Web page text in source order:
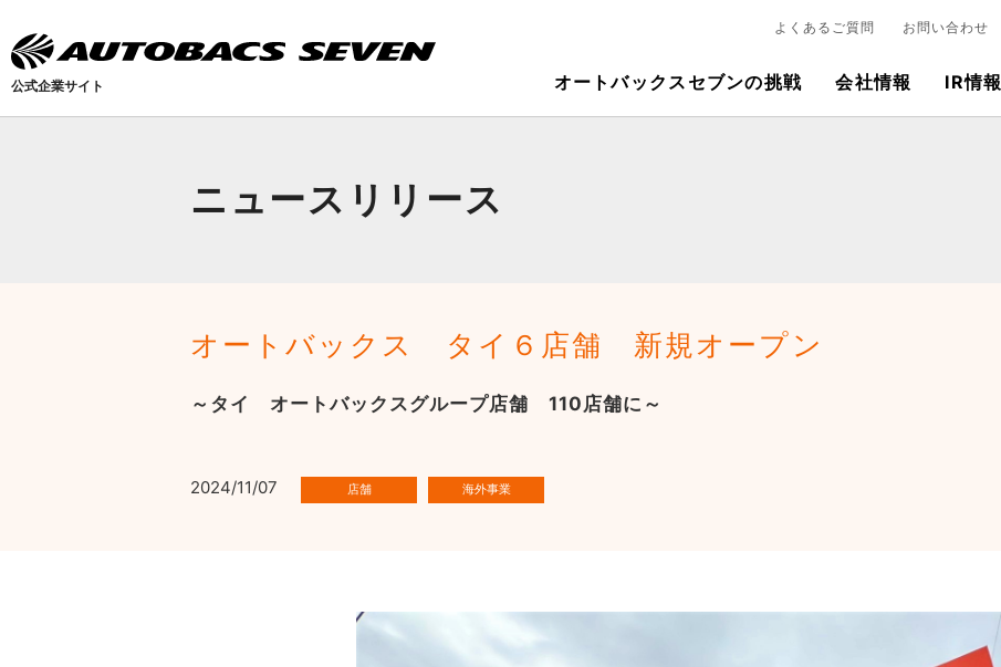
ニュースリリース
オートバックス タイ６店舗 新規オープン
～タイ オートバックスグループ店舗 110店舗に～
2024/11/07
公式企業サイト
よくあるご質問 お問い合わせ
オートバックスセブンの挑戦 会社情報 IR情報